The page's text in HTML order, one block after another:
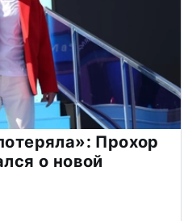
Прохор
о новой